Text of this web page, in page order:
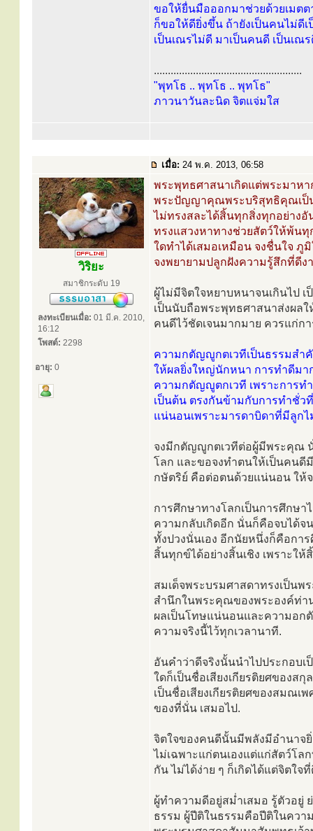
ขอให้ยื่นมือออกมาช่วยด้วยเมตต
ก็ขอให้ดียิ่งขึ้น ถ้ายังเป็นคนไม่ดีเ
เป็นเณรไม่ดี มาเป็นคนดี เป็นเณ
.....................................................
"พุทโธ .. พุทโธ .. พุทโธ"
ภาวนาวันละนิด จิตแจ่มใส
เมื่อ: 24 พ.ค. 2013, 06:58
วิริยะ
สมาชิกระดับ 19
ลงทะเบียนเมื่อ: 01 มี.ค. 2010,
16:12
โพสต์: 2298
อายุ: 0
พระพุทธศาสนาเกิดแต่พระมาห
พระปัญญาคุณพระบริสุทธิคุณเป็
ไม่ทรงสละได้สิ้นทุกสิ่งทุกอย่างอั
ทรงแสวงหาทางช่วยสัตว์ให้พ้น
ใดทำได้เสมอเหมือน จงชื่นใจ ภู
จงพยายามปลูกฝังความรู้สึกที่ดีง
ผู้ไม่มีจิตใจหยาบหนาจนเกินไป
เป็นนับถือพระพุทธศาสนาส่งผล
คนดีไว้ชัดเจนมากมาย ควรแก่ก
ความกตัญญูกตเวทีเป็นธรรมสำ
ให้ผลยิ่งใหญ่นักหนา การทำดีมา
ความกตัญญูตกเวที เพราะการ
เป็นต้น ตรงกันข้ามกับการทำชั่
แน่นอนเพราะมารดาบิดาที่มีลูก
จงมีกตัญญูกตเวทีต่อผู้มีพระคุณ
โลก และขอจงทำตนให้เป็นคน
กษัตริย์ คือต่อตนด้วยแน่นอน ให้จ
การศึกษาทางโลกเป็นการศึกษ
ความกลับเกิดอีก นั่นก็คือจบได้จ
ทั้งปวงนั่นเอง อีกนัยหนึ่งก็คือกา
สิ้นทุกข์ได้อย่างสิ้นเชิง เพราะให้
สมเด็จพระบรมศาสดาทรงเป็น
สำนึกในพระคุณของพระองค์ท่
ผลเป็นโทษแน่นอนและความอก
ความจริงนี้ไว้ทุกเวลานาที.
อันคำว่าดีจริงนั้นนำไปประกอบ
ใดก็เป็นชื่อเสียงเกียรติยศของส
เป็นชื่อเสียงเกียรติยศของสมณเ
ของที่นั่น เสมอไป.
จิตใจของคนดีนั้นมีพลังมีอำนาจ
ไม่เฉพาะแก่ตนเองแต่แก่สัตว์โ
กัน ไม่ได้ง่าย ๆ ก็เกิดได้แต่จิตใจที่
ผู้ทำความดีอยู่สม่ำเสมอ รู้ตัวอยู่
ธรรม ผู้ปีติในธรรมคือปีติในควา